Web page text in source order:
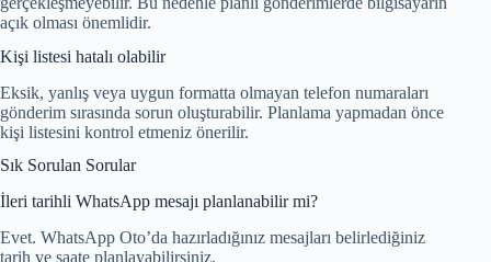
açık olması önemlidir.
Kişi listesi hatalı olabilir
Eksik, yanlış veya uygun formatta olmayan telefon numaraları
gönderim sırasında sorun oluşturabilir. Planlama yapmadan önce
kişi listesini kontrol etmeniz önerilir.
Sık Sorulan Sorular
İleri tarihli WhatsApp mesajı planlanabilir mi?
Evet. WhatsApp Oto’da hazırladığınız mesajları belirlediğiniz
tarih ve saate planlayabilirsiniz.